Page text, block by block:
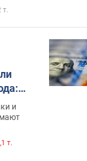
т.
и
т.